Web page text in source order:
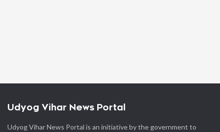
Udyog Vihar News Portal
Udyog Vihar News Portal is an initiative by the government to